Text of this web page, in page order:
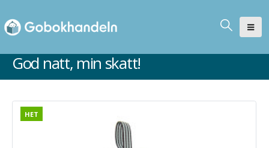
God natt, min skatt!
HET